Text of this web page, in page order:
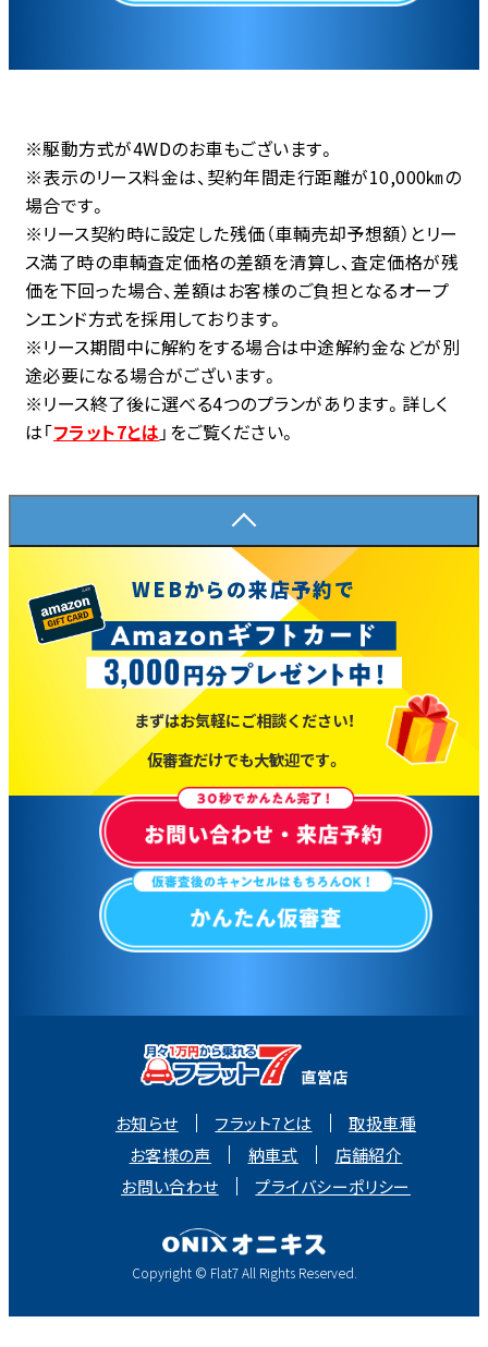
※駆動方式が4WDのお車もございます。
※表示のリース料金は、契約年間走行距離が10,000㎞の
場合です。
※リース契約時に設定した残価（車輌売却予想額）とリー
ス満了時の車輌査定価格の差額を清算し、査定価格が残
価を下回った場合、差額はお客様のご負担となるオープ
ンエンド方式を採用しております。
※リース期間中に解約をする場合は中途解約金などが別
途必要になる場合がございます。
※リース終了後に選べる4つのプランがあります。詳しく
は「フラット7とは 」をご覧ください。
WEBからの来店予約で
まずはお気軽にご相談ください！
仮審査だけでも大歓迎です。
お知らせ フラット7とは
取扱車種
お客様の声
納車式
店舗紹介
お問い合わせ
プライバシーポリシー
Copyright © Flat7 All Rights Reserved.